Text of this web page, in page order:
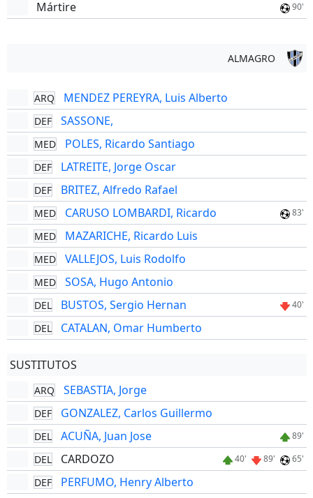
Mártire 90'
ALMAGRO
ARQ MENDEZ PEREYRA, Luis Alberto
DEF SASSONE,
MED POLES, Ricardo Santiago
DEF LATREITE, Jorge Oscar
DEF BRITEZ, Alfredo Rafael
MED CARUSO LOMBARDI, Ricardo 83'
MED MAZARICHE, Ricardo Luis
MED VALLEJOS, Luis Rodolfo
MED SOSA, Hugo Antonio
DEL BUSTOS, Sergio Hernan 40'
DEL CATALAN, Omar Humberto
SUSTITUTOS
ARQ SEBASTIA, Jorge
DEF GONZALEZ, Carlos Guillermo
DEL ACUÑA, Juan Jose 89'
DEL CARDOZO 40' 89' 65'
DEF PERFUMO, Henry Alberto